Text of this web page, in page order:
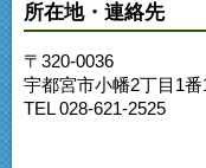
所在地・連絡先
〒320-0036
宇都宮市小幡2丁目1
TEL 028-621-2525